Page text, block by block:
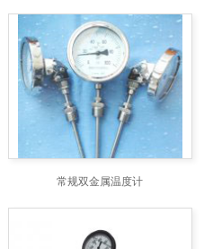
常规双金属温度计